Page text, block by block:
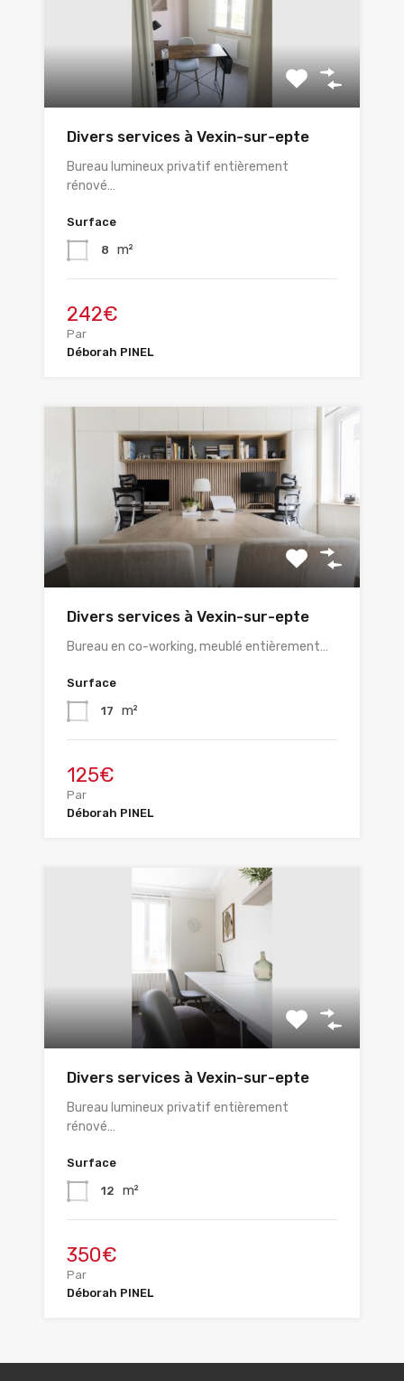
Divers services à Vexin-sur-epte
Bureau lumineux privatif entièrement
rénové…
Surface
8 m²
242€
Par
Déborah PINEL
Divers services à Vexin-sur-epte
Bureau en co-working, meublé entièrement…
Surface
17 m²
125€
Par
Déborah PINEL
Divers services à Vexin-sur-epte
Bureau lumineux privatif entièrement
rénové…
Surface
12 m²
350€
Par
Déborah PINEL